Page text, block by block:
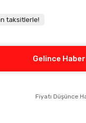
taksitlerle!
Gelince
Fiyatı Düşünce